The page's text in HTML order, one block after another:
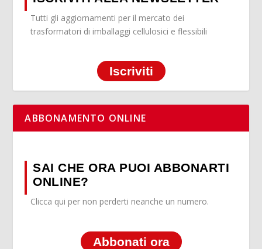
Tutti gli aggiornamenti per il mercato dei
trasformatori di imballaggi cellulosici e flessibili
Iscriviti
ABBONAMENTO ONLINE
SAI CHE ORA PUOI ABBONARTI
ONLINE?
Clicca qui per non perderti neanche un numero.
Abbonati ora